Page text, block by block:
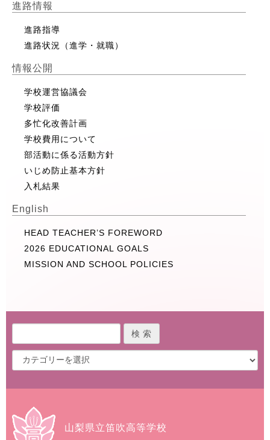
進路情報
進路指導
進路状況（進学・就職）
情報公開
学校運営協議会
学校評価
多忙化改善計画
学校費用について
部活動に係る活動方針
いじめ防止基本方針
入札結果
English
HEAD TEACHER’S FOREWORD
2026 EDUCATIONAL GOALS
MISSION AND SCHOOL POLICIES
山梨県立笛吹高等学校